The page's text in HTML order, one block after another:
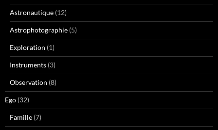
Astronautique (12)
Astrophotographie (5)
Exploration (1)
Instruments (3)
Observation (8)
Ego (32)
Famille (7)